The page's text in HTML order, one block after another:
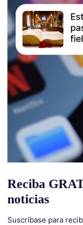
Reciba
noticias
Suscríbase para